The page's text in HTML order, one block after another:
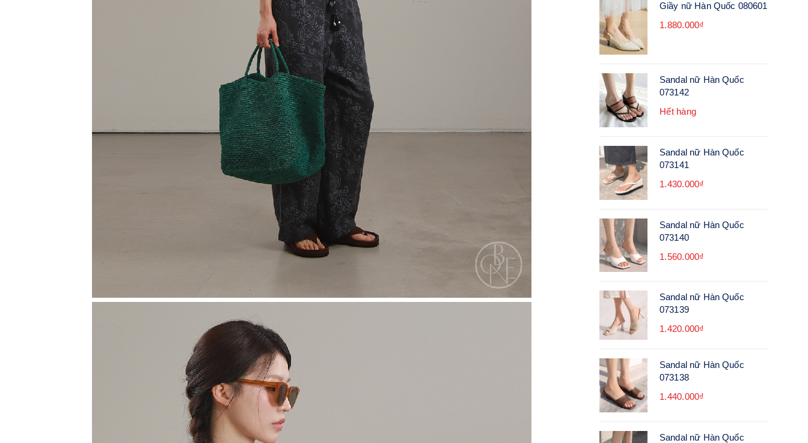
Giầy nữ Hàn Quốc 080601
1.880.000₫
Sandal nữ Hàn Quốc
073142
Hết hàng
Sandal nữ Hàn Quốc
073141
1.430.000₫
Sandal nữ Hàn Quốc
073140
1.560.000₫
Sandal nữ Hàn Quốc
073139
1.420.000₫
Sandal nữ Hàn Quốc
073138
1.440.000₫
Sandal nữ Hàn Quốc